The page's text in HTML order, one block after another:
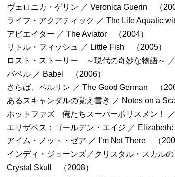
ヴェロニカ・ゲリン ／ Veronica Guerin （
ライフ・アクアティック ／ The Life Aquatic
アビエイター ／ The Aviator （2004）
リトル・フィッシュ ／ Little Fish （2005）
ロスト・ストーリー ～現代の奇妙な物語
バベル ／ Babel （2006）
さらば、ベルリン ／ The Good German （
あるスキャンダルの覚え書き ／ Notes on a
ホットファズ 俺たちスーパーポリスメン！
エリザベス：ゴールデン・エイジ ／
アイム・ノット・ゼア ／ I’m Not There （
インディ・ジョーンズ／クリスタル・スカル
Crystal Skull （2008）